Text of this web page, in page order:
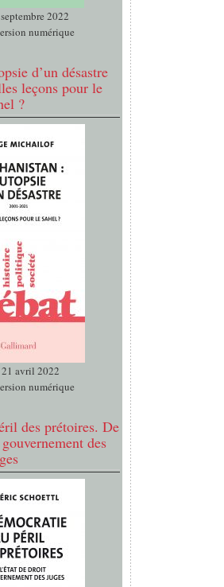
2022
numérique
d’un désastre
leçons pour le
?
avril 2022
numérique
des prétoires. De
des